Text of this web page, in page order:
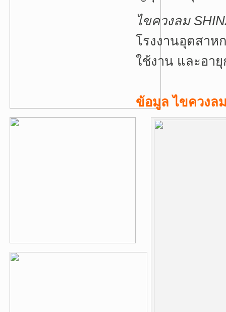
ไขควงลม
โรงงานอุตสาห
ใช้งาน และอา
ข้อมูล ไขควงล